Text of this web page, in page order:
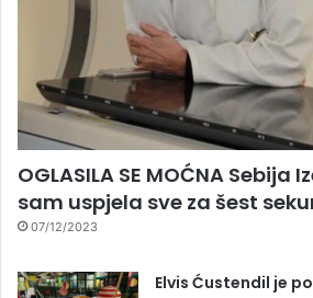
OGLASILA SE MOĆNA Sebija
sam uspjela sve za šest
07/12/2023
Elvis Ćustendil je